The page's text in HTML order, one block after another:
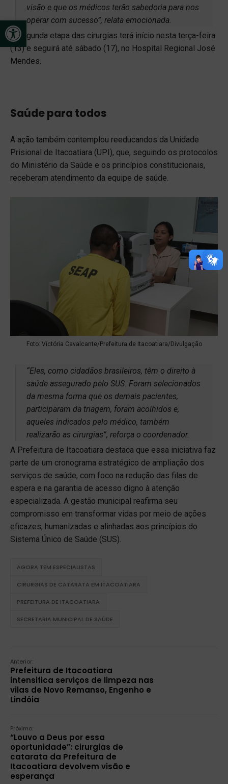
Open toolbar
visão e que os médicos terão sabedoria para nos
operar com sucesso”, relata emocionada.
A segunda etapa das cirurgias terá início nesta terça-feira
(13) e seguirá até sábado (17), no Hospital Regional José
Mendes.
Saúde para todos
A ação também contemplou reeducandos da Unidade
Prisional de Itacoatiara (UPI), que, seguindo os protocolos
do Ministério da Saúde e os princípios constitucionais,
receberam atendimento da equipe de saúde.
Foto: Victória Cavalcante/Prefeitura de Itacoatiara/Divulgação
“Eles, como cidadãos brasileiros, têm o direito à
saúde assegurado pelo SUS. Foram selecionados
da mesma forma que os demais pacientes,
participaram da triagem, foram acolhidos e,
aqueles indicados pelo médico, também
realizarão as cirurgias”, reforça o coordenador.
A Prefeitura de Itacoatiara destaca que essa iniciativa faz
parte de um cronograma estratégico de ampliação dos
serviços de saúde, com foco na redução das filas de
espera e na garantia de acesso digno à atenção
especializada. A gestão municipal reafirma seu
compromisso em transformar vidas por meio de ações
eficazes, humanizadas e alinhadas aos princípios do
Sistema Único de Saúde (SUS).
AGORA TEM ESPECIALISTAS
CIRURGIAS DE CATARATA EM ITACOATIARA
PREFEITURA DE ITACOATIARA
SECRETARIA MUNICIPAL DE SAÚDE
Anterior:
Prefeitura de Itacoatiara
intensifica serviços de limpeza nas
vilas de Novo Remanso, Engenho e
Lindóia
Próximo:
“Louvo a Deus por essa
oportunidade”: cirurgias de
catarata da Prefeitura de
Itacoatiara devolvem visão e
esperança